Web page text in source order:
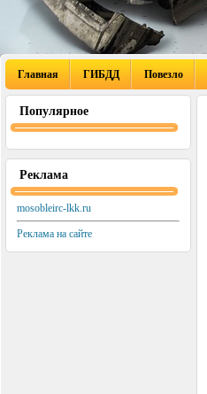
Главная ГИБДД Повезло
Популярное
Реклама
mosobleirc-lkk.ru
Реклама на сайте